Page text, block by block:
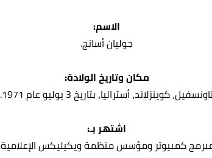
:الاسم
.جوليان أسانج
:مكان وتاريخ الولادة
كوينزلاند، أستراليا، بتاريخ 3 يوليو عام 1971
:اشتهر بـ
كمبيوتر ومؤسس منظمة ويكيليكس الإعلامية